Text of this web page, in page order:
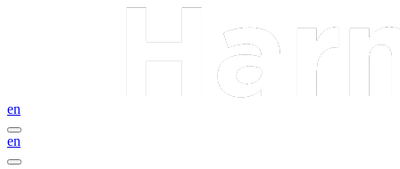
en
en